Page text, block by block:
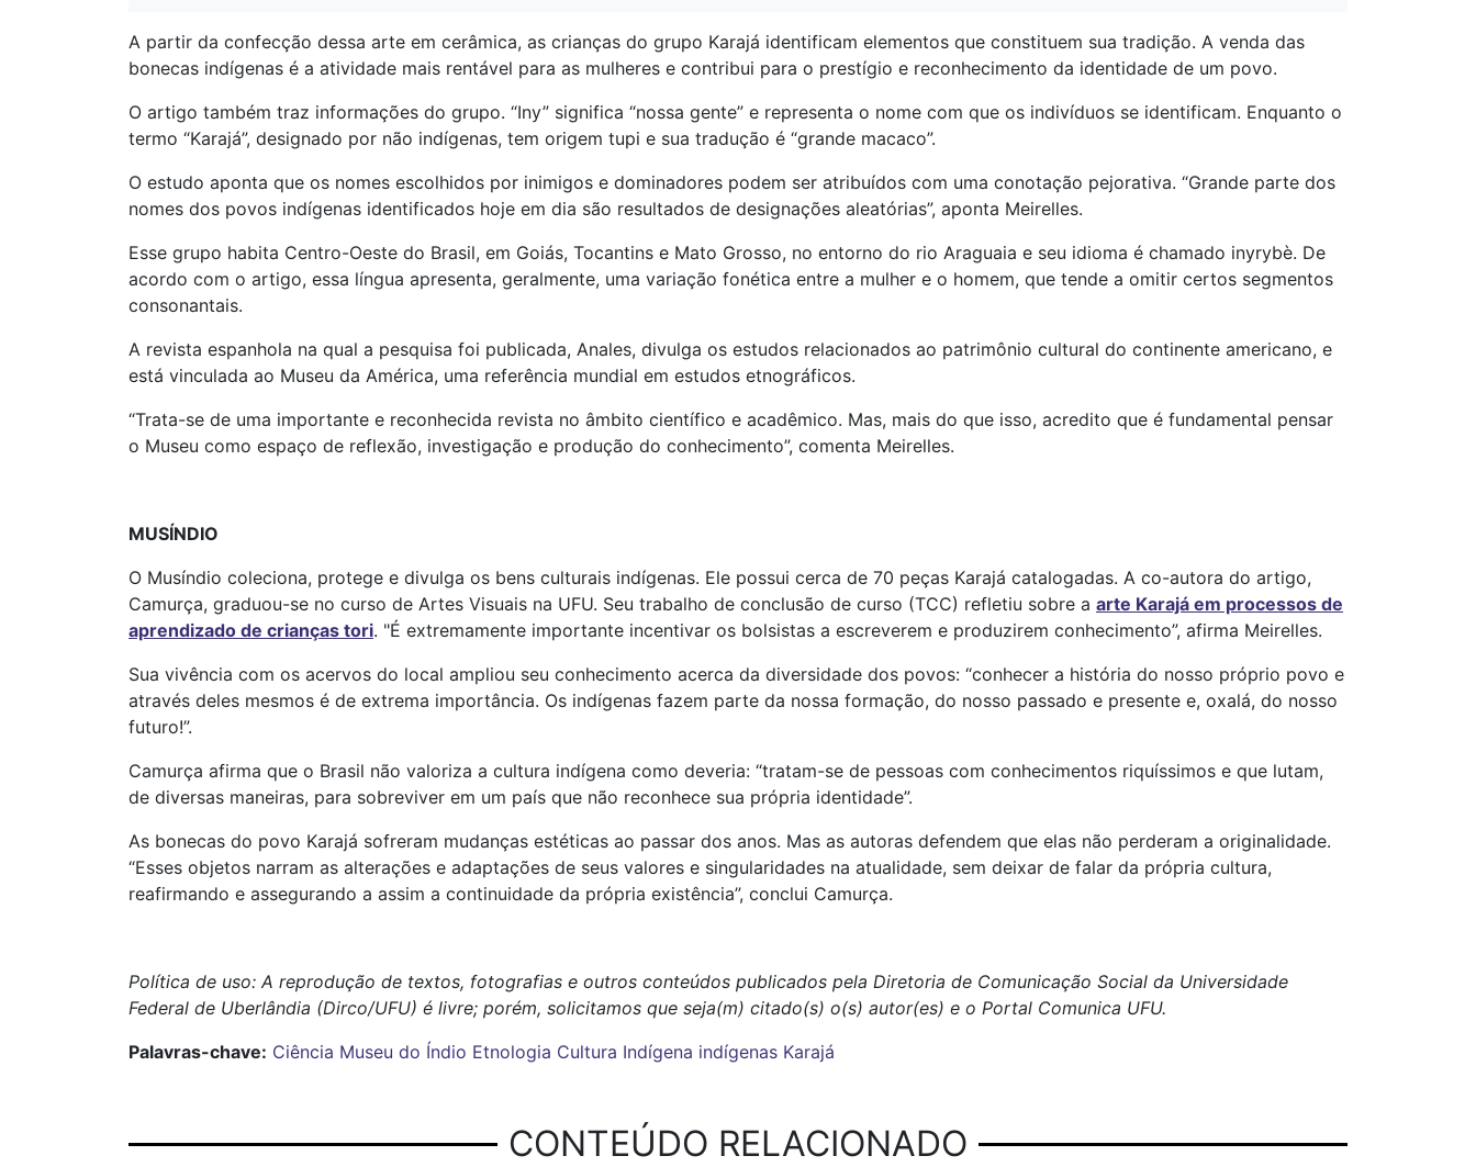
A partir da confecção dessa arte em cerâmica, as crianças do grupo Karajá identificam elementos que constituem sua tradição. A venda das
bonecas indígenas é a atividade mais rentável para as mulheres e contribui para o prestígio e reconhecimento da identidade de um povo.
O artigo também traz informações do grupo. “Iny” significa “nossa gente” e representa o nome com que os indivíduos se identificam. Enquanto o
termo “Karajá”, designado por não indígenas, tem origem tupi e sua tradução é “grande macaco”.
O estudo aponta que os nomes escolhidos por inimigos e dominadores podem ser atribuídos com uma conotação pejorativa. “Grande parte dos
nomes dos povos indígenas identificados hoje em dia são resultados de designações aleatórias”, aponta Meirelles.
Esse grupo habita Centro-Oeste do Brasil, em Goiás, Tocantins e Mato Grosso, no entorno do rio Araguaia e seu idioma é chamado inyrybè. De
acordo com o artigo, essa língua apresenta, geralmente, uma variação fonética entre a mulher e o homem, que tende a omitir certos segmentos
consonantais.
A revista espanhola na qual a pesquisa foi publicada, Anales, divulga os estudos relacionados ao patrimônio cultural do continente americano, e
está vinculada ao Museu da América, uma referência mundial em estudos etnográficos.
“Trata-se de uma importante e reconhecida revista no âmbito científico e acadêmico. Mas, mais do que isso, acredito que é fundamental pensar
o Museu como espaço de reflexão, investigação e produção do conhecimento”, comenta Meirelles.
MUSÍNDIO
O Musíndio coleciona, protege e divulga os bens culturais indígenas. Ele possui cerca de 70 peças Karajá catalogadas. A co-autora do artigo,
Camurça, graduou-se no curso de Artes Visuais na UFU. Seu trabalho de conclusão de curso (TCC) refletiu sobre a arte Karajá em processos de
aprendizado de crianças tori. "É extremamente importante incentivar os bolsistas a escreverem e produzirem conhecimento”, afirma Meirelles.
Sua vivência com os acervos do local ampliou seu conhecimento acerca da diversidade dos povos: “conhecer a história do nosso próprio povo e
através deles mesmos é de extrema importância. Os indígenas fazem parte da nossa formação, do nosso passado e presente e, oxalá, do nosso
futuro!”.
Camurça afirma que o Brasil não valoriza a cultura indígena como deveria: “tratam-se de pessoas com conhecimentos riquíssimos e que lutam,
de diversas maneiras, para sobreviver em um país que não reconhece sua própria identidade”.
As bonecas do povo Karajá sofreram mudanças estéticas ao passar dos anos. Mas as autoras defendem que elas não perderam a originalidade.
“Esses objetos narram as alterações e adaptações de seus valores e singularidades na atualidade, sem deixar de falar da própria cultura,
reafirmando e assegurando a assim a continuidade da própria existência”, conclui Camurça.
Política de uso: A reprodução de textos, fotografias e outros conteúdos publicados pela Diretoria de Comunicação Social da Universidade
Federal de Uberlândia (Dirco/UFU) é livre; porém, solicitamos que seja(m) citado(s) o(s) autor(es) e o Portal Comunica UFU.
Palavras-chave: Ciência Museu do Índio Etnologia Cultura Indígena indígenas Karajá
CONTEÚDO RELACIONADO